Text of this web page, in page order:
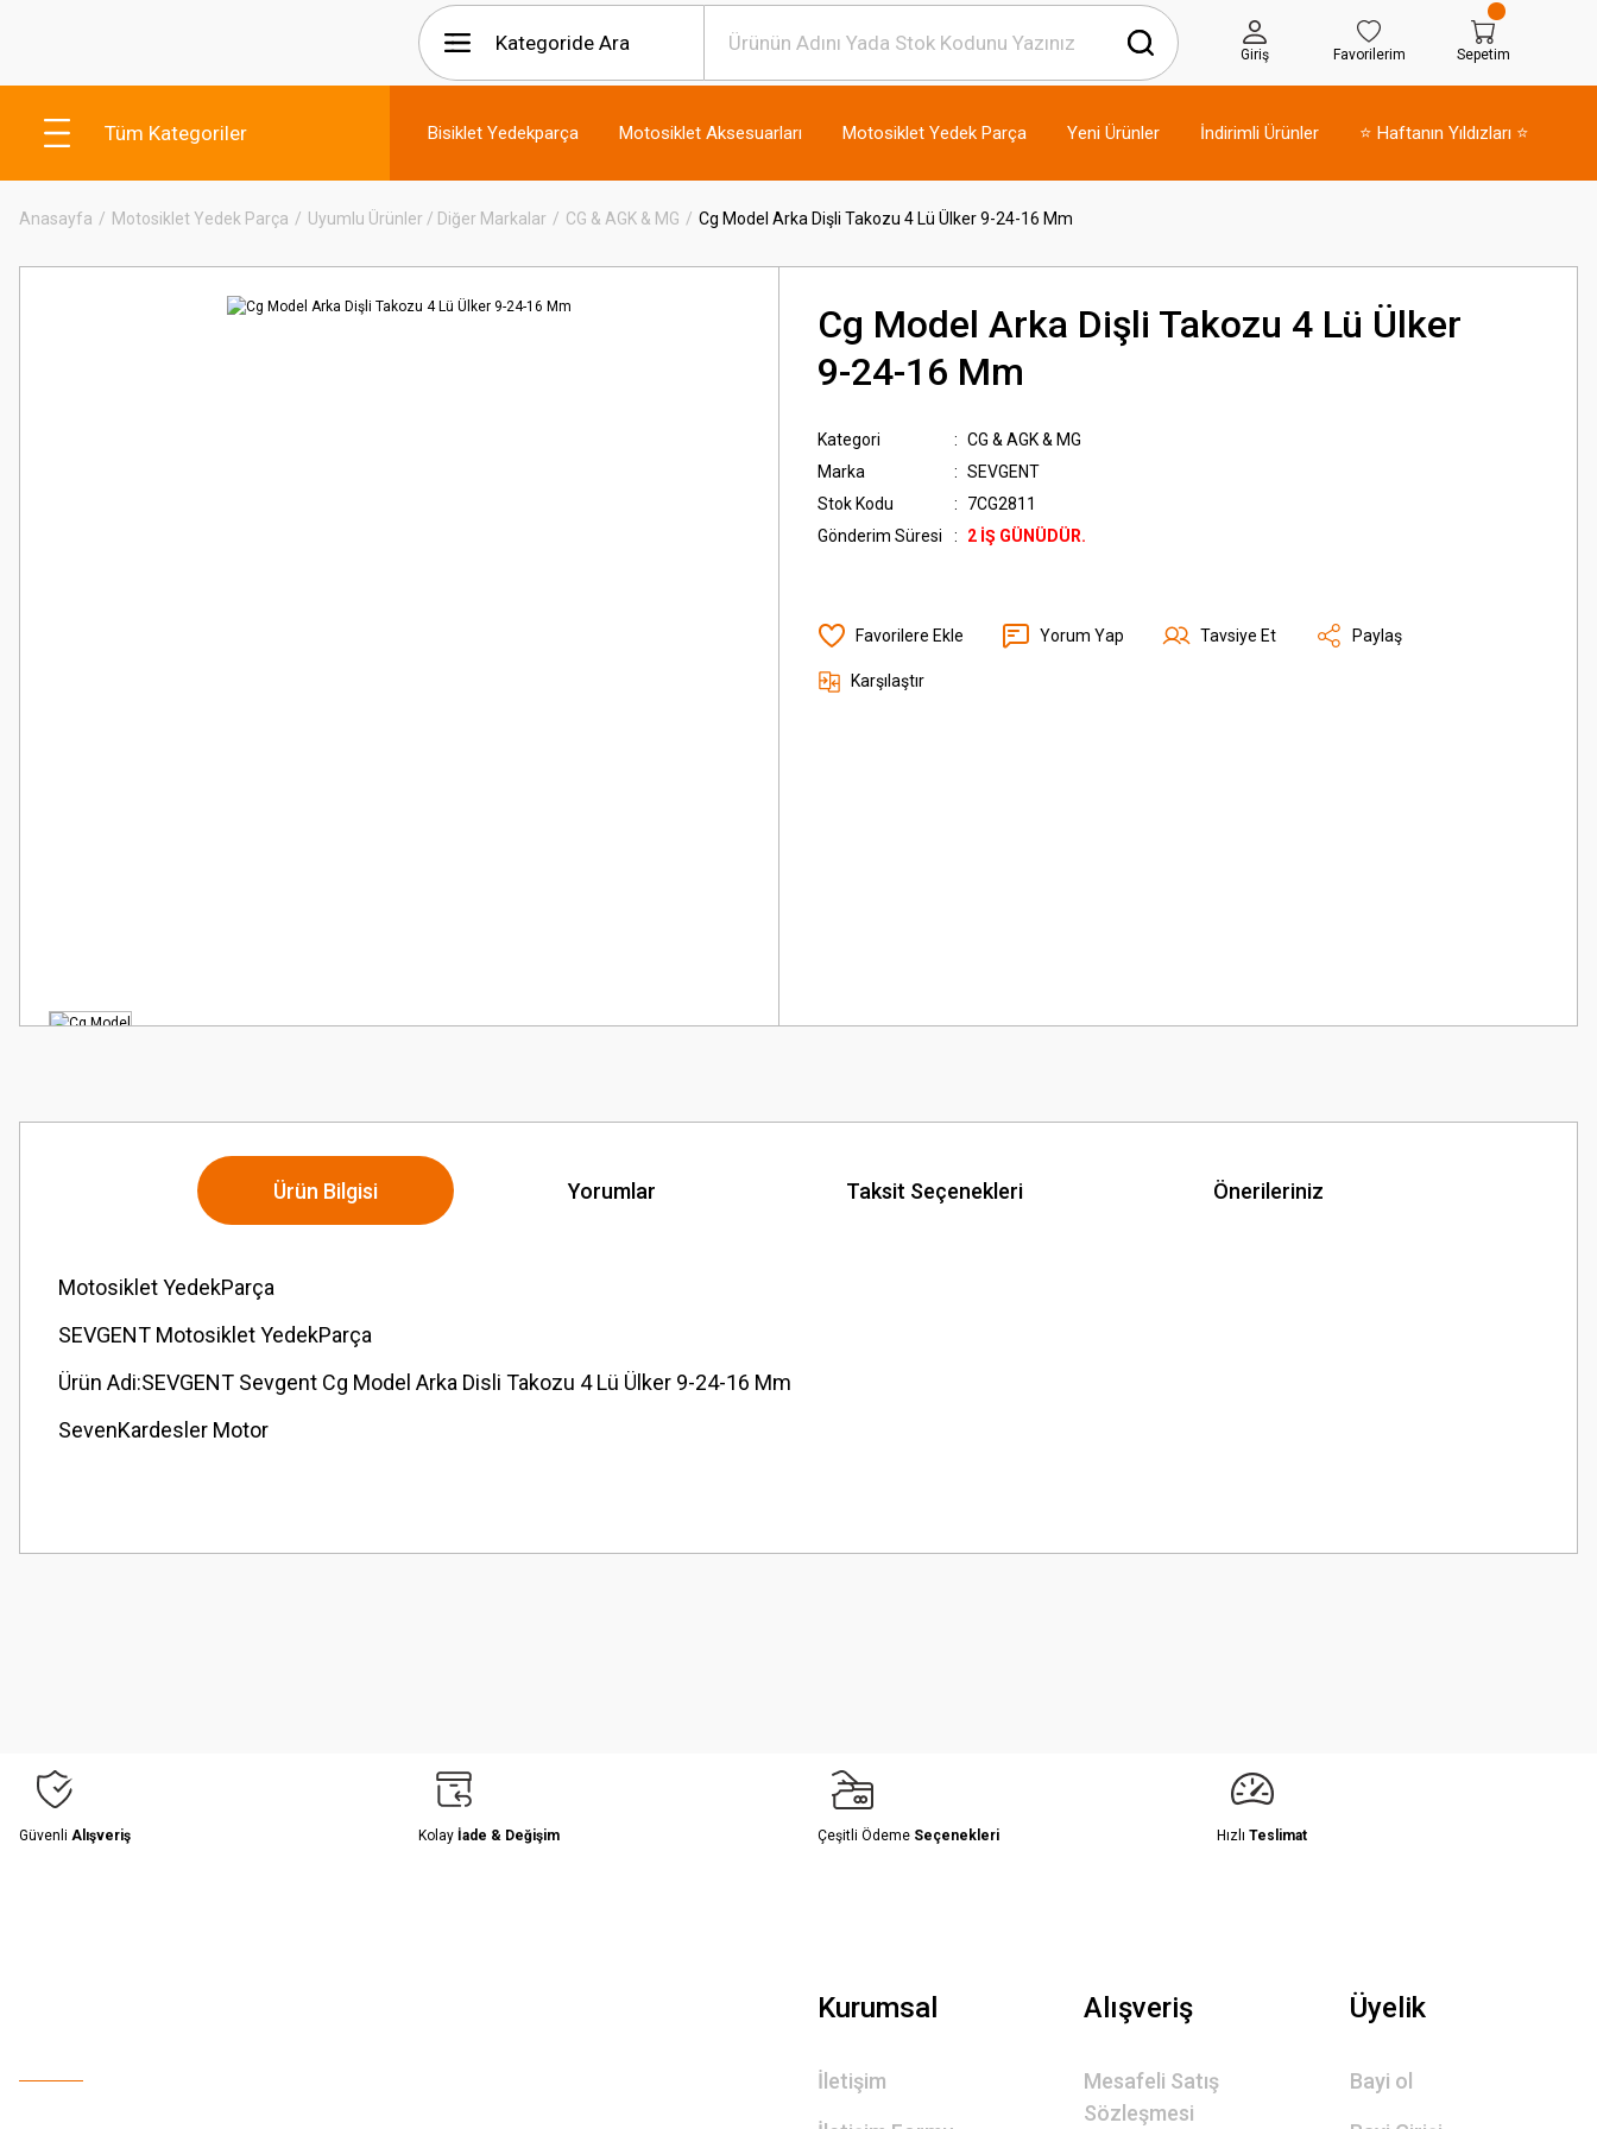
Giriş Favorilerim Sepetim
Tüm Kategoriler Bisiklet Yedekparça Motosiklet Aksesuarları Motosiklet Yedek Parça Yeni Ürünler İndirimli Ürünler ⭐ Haftanın Yıldızları ⭐
Anasayfa Motosiklet Yedek Parça Uyumlu Ürünler / Diğer Markalar CG & AGK & MG Cg Model Arka Dişli Takozu 4 Lü Ülker 9-24-16 Mm
Cg Model Arka Dişli Takozu 4 Lü Ülker
9-24-16 Mm
Kategori
CG & AGK & MG
Marka
SEVGENT
Stok Kodu
7CG2811
Gönderim Süresi
2 İŞ GÜNÜDÜR.
Yorum Yap Tavsiye Et Paylaş
Karşılaştır
Ürün Bilgisi Yorumlar Taksit Seçenekleri Önerileriniz
Motosiklet YedekParça
SEVGENT Motosiklet YedekParça
Ürün Adi:SEVGENT Sevgent Cg Model Arka Disli Takozu 4 Lü Ülker 9-24-16 Mm
SevenKardesler Motor
Görüş ve önerileriniz için teşekkür ederiz.
Güvenli Alışveriş Kolay İade & Değişim Çeşitli Ödeme Seçenekleri Hızlı Teslimat
Kurumsal
İletişim
Alışveriş
Mesafeli Satış
Sözleşmesi
Üyelik
Bayi ol